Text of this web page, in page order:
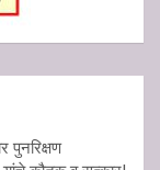
पुनरिक्षण